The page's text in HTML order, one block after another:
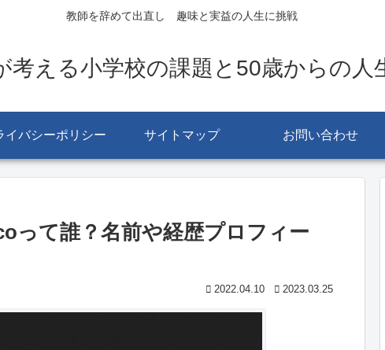
教師を辞めて出直し 趣味と実益の人生に挑戦
考える小学校の課題と50歳からの人
イバシーポリシー サイトマップ お問い合わせ
って誰？名前や経歴プロフィー
2022.04.10 2023.03.25